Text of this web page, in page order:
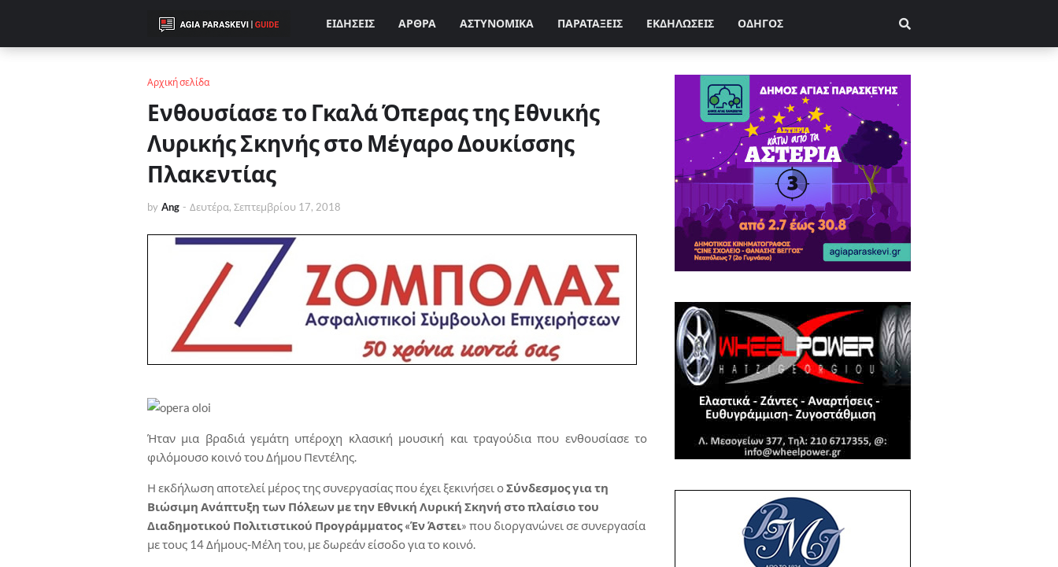
ΕΙΔΗΣΕΙΣ ΑΡΘΡΑ ΑΣΤΥΝΟΜΙΚΑ ΠΑΡΑΤΑΞΕΙΣ ΕΚΔΗΛΩΣΕΙΣ ΟΔΗΓΟΣ
Αρχική σελίδα
Ενθουσίασε το Γκαλά Όπερας της Εθνικής
Λυρικής Σκηνής στο Μέγαρο Δουκίσσης
Πλακεντίας
by Ang - Δευτέρα, Σεπτεμβρίου 17, 2018
Ήταν μια βραδιά γεμάτη υπέροχη κλασική μουσική και τραγούδια που ενθουσίασε το
φιλόμουσο κοινό του Δήμου Πεντέλης.
Η εκδήλωση αποτελεί μέρος της συνεργασίας που έχει ξεκινήσει οΣύνδεσμος για τη
Βιώσιμη Ανάπτυξη των Πόλεων με την Εθνική Λυρική Σκηνή στο πλαίσιο του
Διαδημοτικού Πολιτιστικού Προγράμματος «Έν Άστει» που διοργανώνει σε συνεργασία
με τους 14 Δήμους-Μέλη του, με δωρεάν είσοδο για το κοινό.